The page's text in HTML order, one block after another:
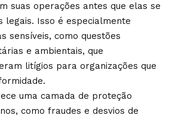
suas operações antes que elas se
Isso é especialmente
sensíveis, como questões
e ambientais, que
litígios para organizações que
uma camada de proteção
como fraudes e desvios de